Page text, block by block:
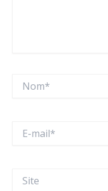
mail*